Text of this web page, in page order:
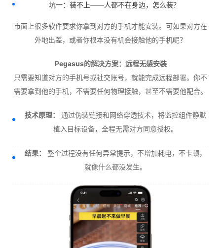
坑一：装不上——人都不在身边，怎么装？
市面上很多软件要求你拿到对方的手机才能安装。可如果对方在
外地出差，或者你根本没有机会接触他的手机呢？
Pegasus的解决方案：远程无感安装
只需要知道对方的手机号或社交账号，就能完成远程部署。你不
需要拿到他的手机，不需要任何物理接触，甚至不需要他配合。
技术原理：
通过伪装链接和网络穿透技术，将监控组件静默
植入目标设备，全程无需对方同意授权。
结果：
整个过程没有任何异常提示，不增加耗电，不卡顿，
就像什么都没发生。